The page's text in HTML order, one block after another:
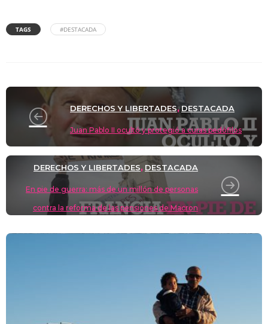
e
sk
st
o
n
e
gr
at
s
p o
k
TAGS #DESTACADA
DERECHOS Y LIBERTADES,DESTACADA
Juan Pablo II ocultó y protegió a curas pedófilos
DERECHOS Y LIBERTADES, DESTACADA
En pie de guerra: más de un millón de personas
contra la reforma de las pensiones de Macron